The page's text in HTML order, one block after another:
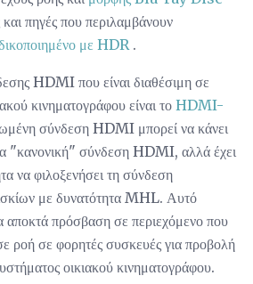
πηγές που περιλαμβάνουν
με HDR.
HDMI που είναι διαθέσιμη σε
κινηματογράφου είναι το HDMI-
σύνδεση HDMI μπορεί να κάνει
"κανονική" σύνδεση HDMI, αλλά έχει
να φιλοξενήσει τη σύνδεση
με δυνατότητα MHL. Αυτό
αποκτά πρόσβαση σε περιεχόμενο που
ροή σε φορητές συσκευές για προβολή
οικιακού κινηματογράφου.